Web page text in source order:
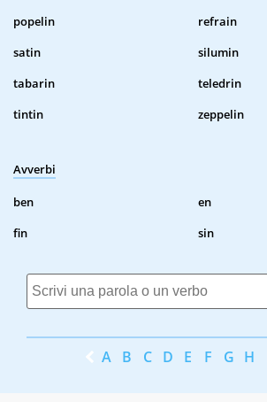
popelin
refrain
satin
silumin
tabarin
teledrin
tintin
zeppelin
Avverbi
ben
en
fin
sin
A B C D E F G H